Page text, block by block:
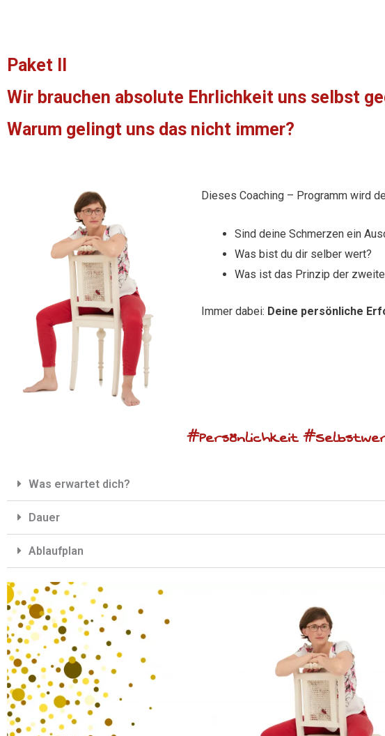
Paket II
Wir brauchen absolute Ehrlichkeit uns selbst
Warum gelingt uns das nicht immer?
Dieses Coaching – Programm wird
Sind deine Schmerzen ein
Was bist du dir selber wert?
Was ist das Prinzip der
Immer dabei: Deine persönliche
#Persönlichkeit
Was erwartet dich?
Dauer
Ablaufplan